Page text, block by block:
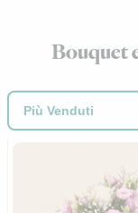
Bouquet